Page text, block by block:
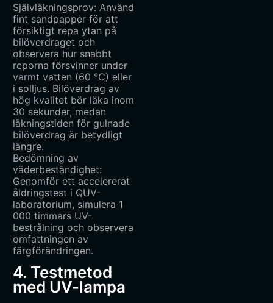
Självläkningsprov: Använd
fint sandpapper för att
försiktigt repa ytan på
bilöverdraget och
observera hur snabbt
reporna försvinner under
varmt vatten (60 °C) eller
i solljus. Bilöverdrag av
hög kvalitet bör läka inom
30 sekunder, medan
läkningstiden för gulnade
bilöverdrag är betydligt
längre.
Bedömning av
väderbeständighet:
Genomför ett accelererat
åldringstest i QUV-
laboratorium, simulera 1
000 timmars UV-
bestrålning och observera
omfattningen av
färgförändringen.
4. Testmetod
med UV-lampa